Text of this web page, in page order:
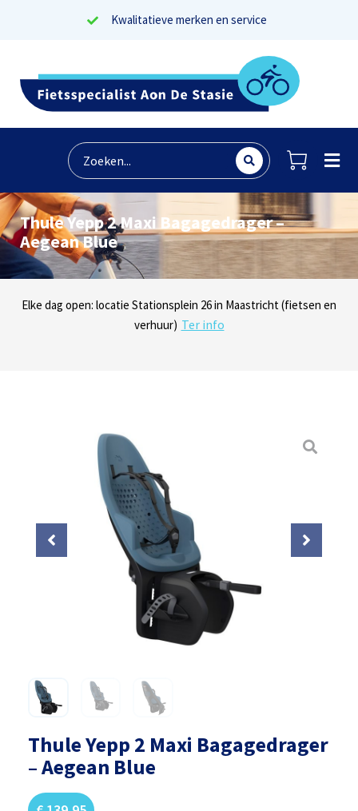
Kwalitatieve merken en service
Thule Yepp 2 Maxi Bagagedrager –
Aegean Blue
Dinsdag t/m zaterdag geopen: locaties Sphinxlunet 1 in Maastricht
(e-bikes) en Maaseikersteenweg 183 in Lanaken (fietsen en e-
Elke dag open: locatie Stationsplein 26 in Maastricht (fietsen en
verhuur) Ter info
Onze missie? Tevreden klanten! Lees reviews
Thule Yepp 2 Maxi Bagagedrager
– Aegean Blue